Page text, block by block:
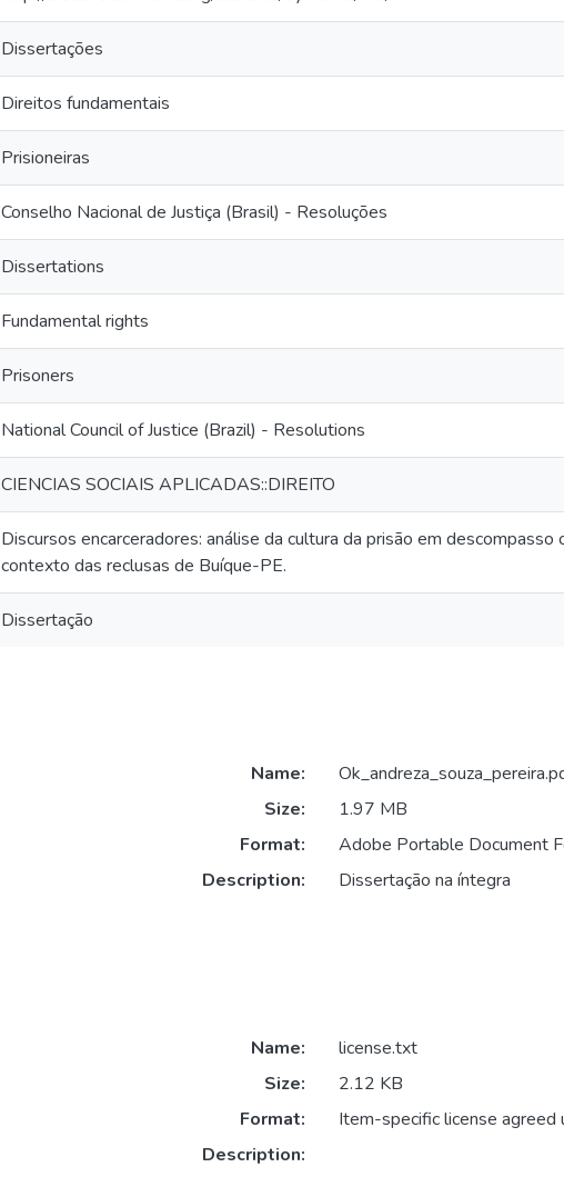
Dissertações
Direitos fundamentais
Prisioneiras
Conselho Nacional de Justiça (Brasil) - Resoluções
Dissertations
Fundamental rights
Prisoners
National Council of Justice (Brazil) - Resolutions
CIENCIAS SOCIAIS APLICADAS::DIREITO
Discursos encarceradores: análise da cultura da prisão em
contexto das reclusas de Buíque-PE.
Dissertação
Name:
Size:
1.97 MB
Format:
Adobe Portable Document
Description:
Dissertação na íntegra
Name:
license.txt
Size:
2.12 KB
Format:
Item-specific license agreed
Description: